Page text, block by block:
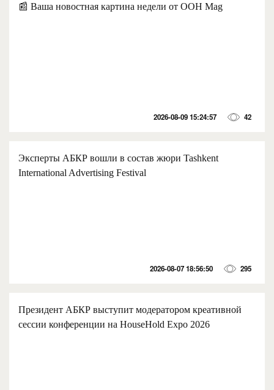
📰 Ваша новостная картина недели от OOH Mag
2026-08-09 15:24:57 42
Эксперты АБКР вошли в состав жюри Tashkent
International Advertising Festival
2026-08-07 18:56:50 295
Президент АБКР выступит модератором креативной
сессии конференции на HouseHold Expo 2026